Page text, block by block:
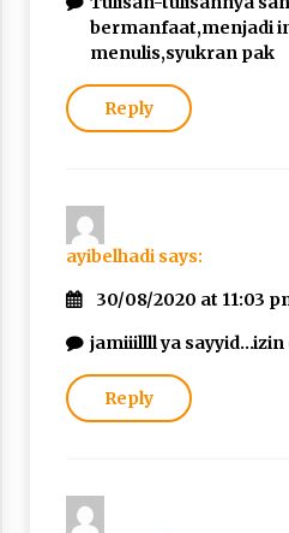
bermanfaat,menjadi
menulis,syukran pak
Reply
ayibelhadi says:
30/08/2020 at 11:03
jamiiillll ya sayyid…izin
Reply